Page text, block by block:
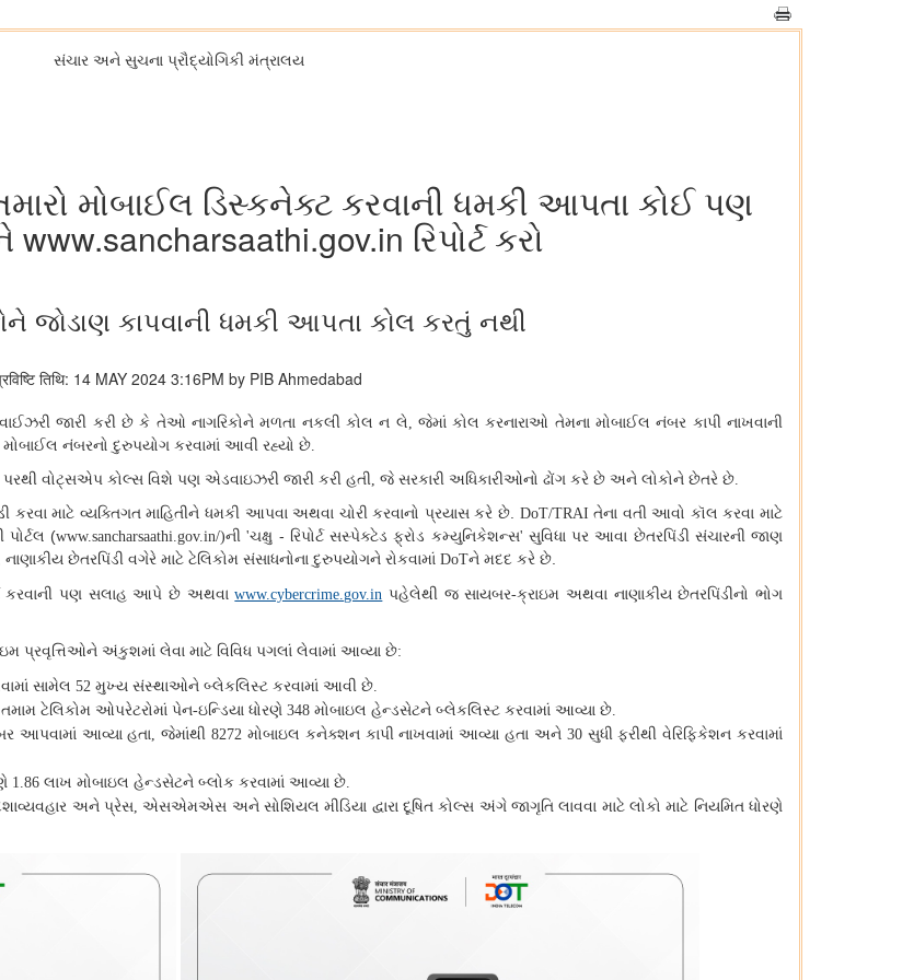
સંચાર અને સુચના પ્રૌદ્યોગિકી મંત્રાલય
મોબાઈલ ડિસ્કનેક્ટ કરવાની ધમકી આપતા કોઈ પણ
રિપોર્ટ કરો
જોડાણ કાપવાની ધમકી આપતા કોલ કરતું નથી
तिथि: 14 MAY 2024 3:16PM by PIB Ahmedabad
જારી કરી છે કે તેઓ નાગરિકોને મળતા નકલી કોલ ન લે, જેમાં કોલ કરનારાઓ તેમના મોબાઈલ નંબર કાપી નાખવાની
નંબરનો દુરુપયોગ કરવામાં આવી રહ્યો છે.
પરથી વોટ્સએપ કોલ્સ વિશે પણ એડવાઇઝરી જારી કરી હતી, જે સરકારી અધિકારીઓનો ઢોંગ કરે છે અને લોકોને છેતરે છે.
કરવા માટે વ્યક્તિગત માહિતીને ધમકી આપવા અથવા ચોરી કરવાનો પ્રયાસ કરે છે. DoT/TRAIતેના વતી આવો કૉલ કરવા માટે
(www.sancharsaathi.gov.in/)ની'ચક્ષુ - રિપોર્ટ સસ્પેક્ટેડ ફ્રોડ કમ્યુનિકેશન્સ' સુવિધા પર આવા છેતરપિંડી સંચારની જાણ
નાણાકીય છેતરપિંડી વગેરે માટે ટેલિકોમ સંસાધનોના દુરુપયોગને રોકવામાં DoTને મદદ કરે છે.
કરવાની પણ સલાહ આપે છે અથવા www.cybercrime.gov.in પહેલેથી જ સાયબર-ક્રાઇમ અથવા નાણાકીય છેતરપિંડીનો ભોગ
પ્રવૃત્તિઓને અંકુશમાં લેવા માટે વિવિધ પગલાં લેવામાં આવ્યા છે:
સામેલ 52 મુખ્ય સંસ્થાઓને બ્લેકલિસ્ટ કરવામાં આવી છે.
તમામ ટેલિકોમ ઓપરેટરોમાં પેન-ઇન્ડિયા ધોરણે 348 મોબાઇલ હેન્ડસેટને બ્લેકલિસ્ટ કરવામાં આવ્યા છે.
આપવામાં આવ્યા હતા,જેમાંથી8272 મોબાઇલ કનેક્શન કાપી નાખવામાં આવ્યા હતા અને 30 સુધી ફરીથી વેરિફિકેશન કરવામાં
1.86 લાખ મોબાઇલ હેન્ડસેટને બ્લોક કરવામાં આવ્યા છે.
અને પ્રેસ,એસએમએસ અને સોશિયલ મીડિયા દ્વારા દૂષિત કોલ્સ અંગે જાગૃતિ લાવવા માટે લોકો માટે નિયમિત ધોરણે